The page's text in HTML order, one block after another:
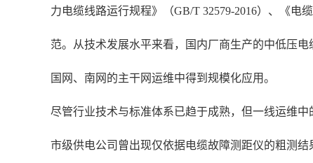
力电缆线路运行规程》（GB/T 32579-2016）、《电
范。从技术发展水平来看，国内厂商生产的中低压
国网、南网的主干网运维中得到规模化应用。
尽管行业技术与标准体系已趋于成熟，但一线运维
市级供电公司曾出现仅依据电缆故障测距仪的粗测